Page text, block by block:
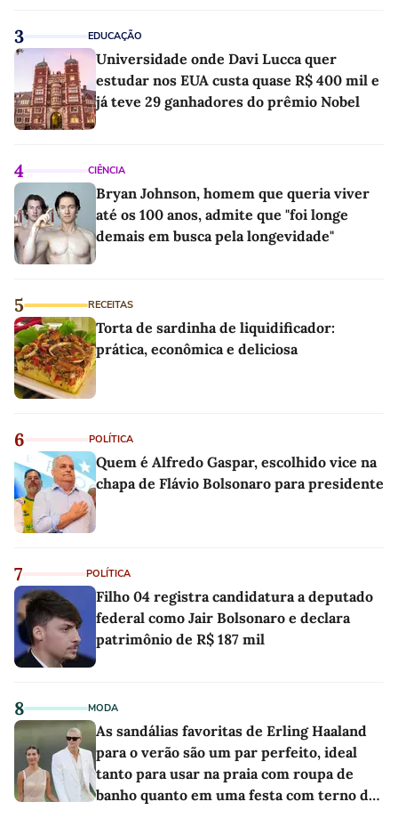
3 EDUCAÇÃO
Universidade onde Davi Lucca quer
estudar nos EUA custa quase R$ 400 mil e
já teve 29 ganhadores do prêmio Nobel
4 CIÊNCIA
Bryan Johnson, homem que queria viver
até os 100 anos, admite que "foi longe
demais em busca pela longevidade"
5 RECEITAS
Torta de sardinha de liquidificador:
prática, econômica e deliciosa
6 POLÍTICA
Quem é Alfredo Gaspar, escolhido vice na
chapa de Flávio Bolsonaro para presidente
7 POLÍTICA
Filho 04 registra candidatura a deputado
federal como Jair Bolsonaro e declara
patrimônio de R$ 187 mil
8 MODA
As sandálias favoritas de Erling Haaland
para o verão são um par perfeito, ideal
tanto para usar na praia com roupa de
banho quanto em uma festa com terno de